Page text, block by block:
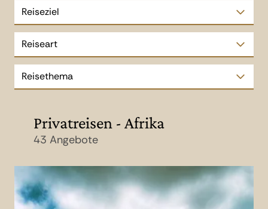
Reiseziel
Reiseart
Reisethema
Privatreisen - Afrika
43 Angebote